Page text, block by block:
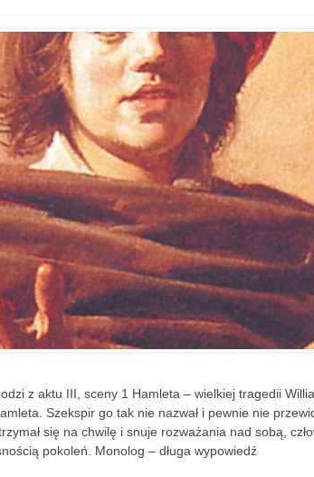
z aktu III, sceny 1 Hamleta – wielkiej tragedii
Szekspir go tak nie nazwał i pewnie nie
się na chwilę i snuje rozważania nad sobą,
pokoleń. Monolog – długa wypowiedź